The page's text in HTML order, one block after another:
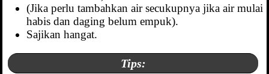
(Jika perlu tambahkan air secukupnya jika air mulai
habis dan daging belum empuk).
Sajikan hangat.
Tips: